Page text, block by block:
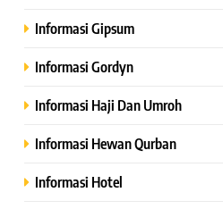
Informasi Gipsum
Informasi Gordyn
Informasi Haji Dan Umroh
Informasi Hewan Qurban
Informasi Hotel